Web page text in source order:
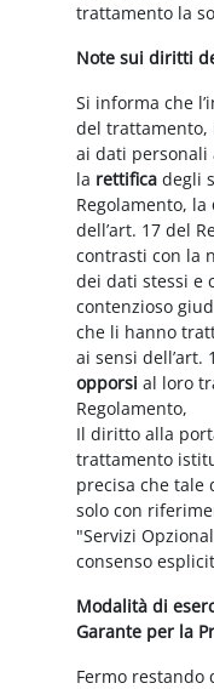
trattamento la
Note sui diritti
Si informa che
del trattamento,
ai dati personali
la rettificadegli
Regolamento, la
dell’art. 17 del
contrasti con la
dei dati stessi e
contenzioso
che li hanno
ai sensi dell’art.
opporsi al loro
Regolamento,
Il diritto alla
trattamento
precisa che
solo con
"Servizi
consenso
Modalità di
Garante per la
Fermo restando